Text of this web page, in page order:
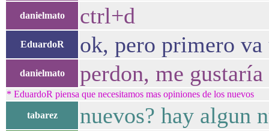
danielmato ctrl+d
EduardoR ok, pero primero
danielmato perdon, me
* EduardoR piensa que necesitamos mas opiniones de los nuevos
tabarez nuevos? hay algun